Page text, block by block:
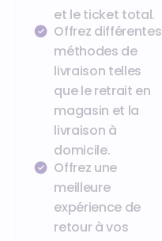
et le ticket total.
Offrez différentes
méthodes de
livraison telles
que le retrait en
magasin et la
livraison à
domicile.
Offrez une
meilleure
expérience de
retour à vos